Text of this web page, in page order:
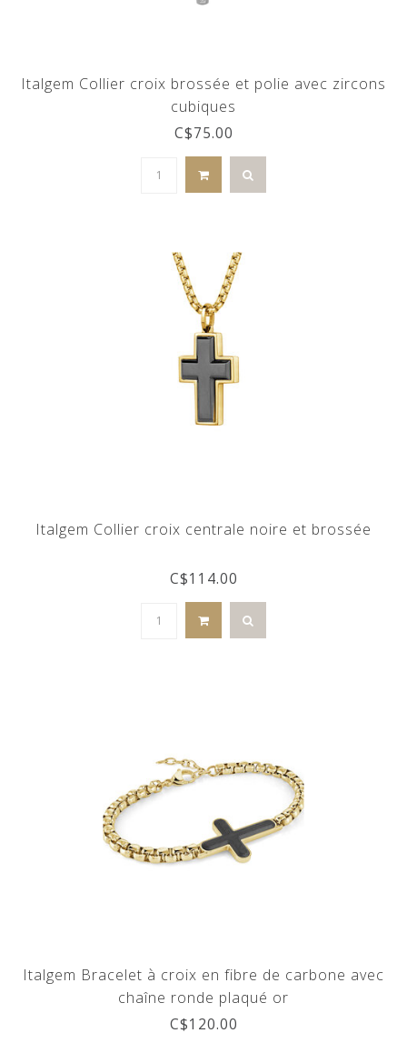
Italgem Collier croix brossée et polie avec zircons
cubiques
C$75.00
Italgem Collier croix centrale noire et brossée
C$114.00
Italgem Bracelet à croix en fibre de carbone avec
chaîne ronde plaqué or
C$120.00